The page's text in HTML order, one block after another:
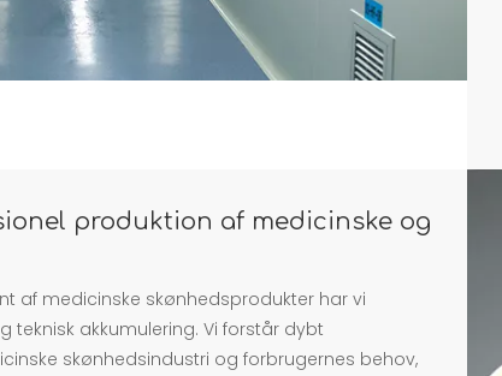
produktion af medicinske og
af medicinske skønhedsprodukter har vi
akkumulering. Vi forstår dybt
skønhedsindustri og forbrugernes behov,